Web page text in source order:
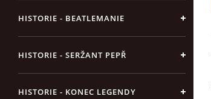
HISTORIE - BEATLEMANIE
HISTORIE - SERŽANT PEPŘ
HISTORIE - KONEC LEGENDY